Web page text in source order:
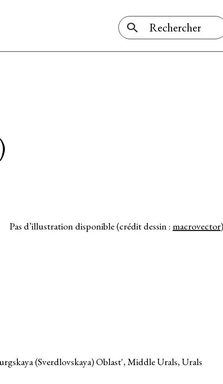
Pas d’illustration disponible (crédit dessin :macrovector)
(Sverdlovskaya) Oblast', Middle Urals, Urals